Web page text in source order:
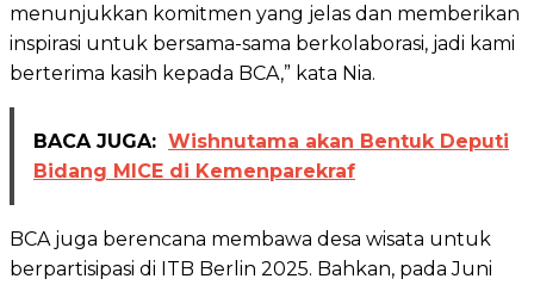
menunjukkan komitmen yang jelas dan memberikan
inspirasi untuk bersama-sama berkolaborasi, jadi kami
berterima kasih kepada BCA,” kata Nia.
BACA JUGA: Wishnutama akan Bentuk Deputi
Bidang MICE di Kemenparekraf
BCA juga berencana membawa desa wisata untuk
berpartisipasi di ITB Berlin 2025. Bahkan, pada Juni